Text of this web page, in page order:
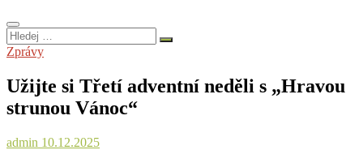
Hledej
…
Zprávy
Užijte si Třetí adventní neděli s „Hravou
strunou Vánoc“
admin 10.12.2025